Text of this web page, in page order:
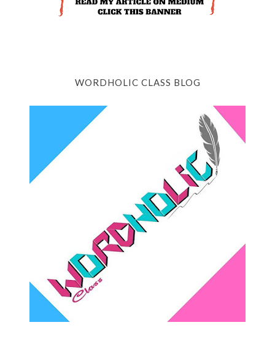
WORDHOLIC CLASS BLOG